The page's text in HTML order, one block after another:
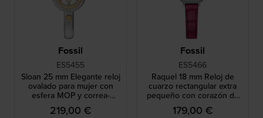
Fossil
ES5455
Sloan 25 mm Elegante reloj
ovalado para mujer con
esfera MOP y correa-
pulsera
219,00 €
Fossil
ES5466
Raquel 18 mm Reloj de
cuarzo rectangular extra
pequeño con corazón de
cristal en la esfera
179,00 €